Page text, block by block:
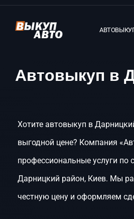
Автовыкуп в
Хотите автовыкуп в
выгодной цене? Компания
профессиональные услуги
Дарницкий район, Киев. Мы
честную цену и оформляем